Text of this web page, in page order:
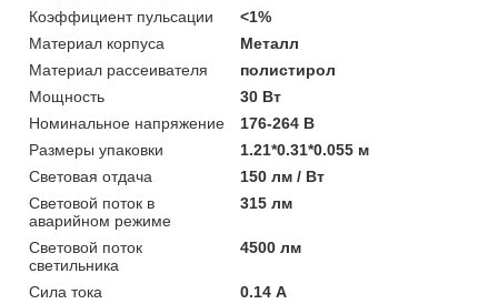
Коэффициент пульсации
<1%
Материал корпуса
Металл
Материал рассеивателя
полистирол
Мощность
30 Вт
Номинальное напряжение
176-264 В
Размеры упаковки
1.21*0.31*0.055 м
Световая отдача
150 лм / Вт
Световой поток в
аварийном режиме
315 лм
Световой поток
светильника
4500 лм
Сила тока
0.14 А